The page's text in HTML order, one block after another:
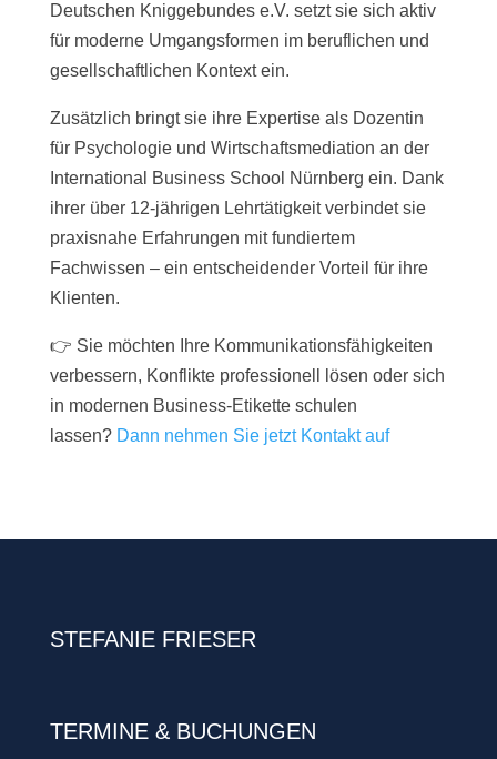
Deutschen Kniggebundes e.V. setzt sie sich aktiv
für moderne Umgangsformen im beruflichen und
gesellschaftlichen Kontext ein.
Zusätzlich bringt sie ihre Expertise als Dozentin
für Psychologie und Wirtschaftsmediation an der
International Business School Nürnberg ein. Dank
ihrer über 12-jährigen Lehrtätigkeit verbindet sie
praxisnahe Erfahrungen mit fundiertem
Fachwissen – ein entscheidender Vorteil für ihre
Klienten.
👉 Sie möchten Ihre Kommunikationsfähigkeiten
verbessern, Konflikte professionell lösen oder sich
in modernen Business-Etikette schulen
lassen? Dann nehmen Sie jetzt Kontakt auf
STEFANIE FRIESER
TERMINE & BUCHUNGEN